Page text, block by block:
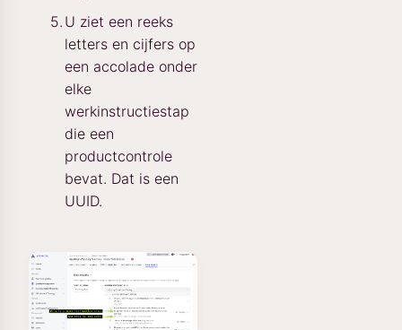
U ziet een reeks
letters en cijfers op
een accolade onder
elke
werkinstructiestap
die een
productcontrole
bevat. Dat is een
UUID.